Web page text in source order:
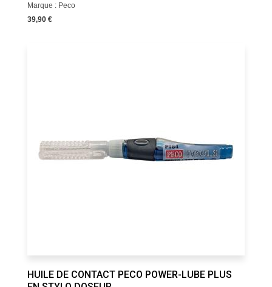
Marque : Peco
39,90 €
HUILE DE CONTACT PECO POWER-LUBE PLUS